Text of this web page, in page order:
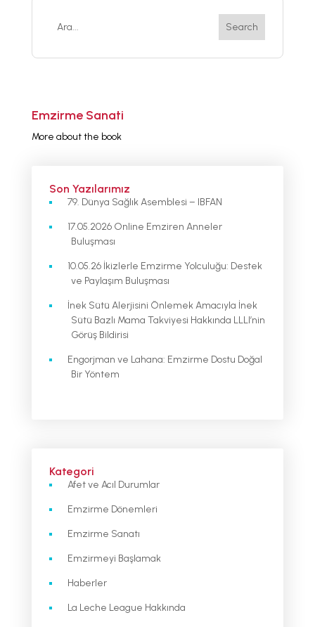
Emzirme Sanati
More about the book
Son Yazılarımız
79. Dünya Sağlık Asemblesi – IBFAN
17.05.2026 Online Emziren Anneler
Buluşması
10.05.26 İkizlerle Emzirme Yolculuğu: Destek
ve Paylaşım Buluşması
İnek Sütü Alerjisini Önlemek Amacıyla İnek
Sütü Bazlı Mama Takviyesi Hakkında LLLI’nin
Görüş Bildirisi
Engorjman ve Lahana: Emzirme Dostu Doğal
Bir Yöntem
Kategori
Afet ve Acıl Durumlar
Emzirme Dönemleri
Emzirme Sanatı
Emzirmeyi Başlamak
Haberler
La Leche League Hakkında